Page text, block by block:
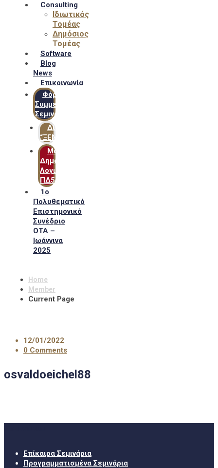
Consulting
Ιδιωτικός
Τομέας
Δημόσιος
Τομέας
Software
Blog
News
Επικοινωνία
Φόρμα
Συμμετοχής
Σεμιναρίων
Δίκτυο
“ΞΕΝΟΦΩΝ”
Μακροχρόνιο
Δημόσιο
Λογιστικό
ΠΔ54
1ο
Πολυθεματικό
Επιστημονικό
Συνέδριο
ΟΤΑ –
Ιωάννινα
2025
Home
Member
Current Page
12/01/2022
0 Comments
osvaldoeichel88
Επίκαιρα Σεμινάρια
Προγραμματισμένα Σεμινάρια